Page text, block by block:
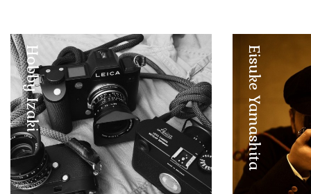
Hobby Izaki Eisuke Yamashita